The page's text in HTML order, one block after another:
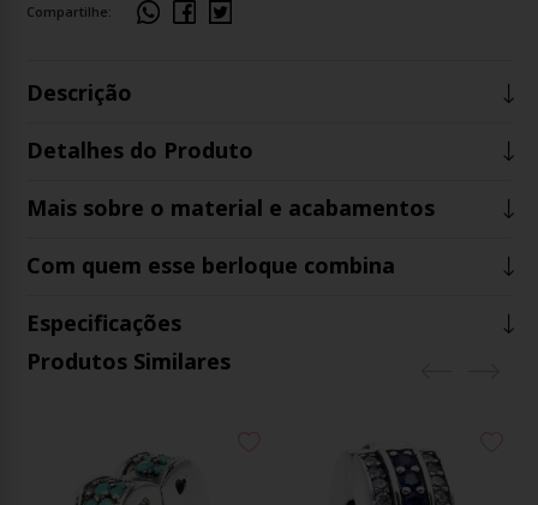
Compartilhe:
Descrição
Detalhes do Produto
Mais sobre o material e acabamentos
Com quem esse berloque combina
Especificações
Produtos Similares